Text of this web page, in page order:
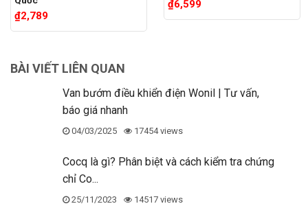
đĩa van trượt lên xuống khi có lưu chất chảy qua.
chế gây ra tiếng ồn ( được tích hợp trong Rọ bơm
Lưới lọc:Thiết kế dạng thẳng bo tròn quay đầu
vào để ngăn chặn rác thải, và cặn bẩn. Kích thước
₫2,789
dựa trên
₫6,599
BÀI VIẾT LIÊN QUAN
Van bướm điều khiển điện Wonil | Tư vấn,
báo giá nhanh
04/03/2025 17454 views
Cocq là gì? Phân biệt và cách kiểm tra chứng
chỉ Co...
25/11/2023 14517 views